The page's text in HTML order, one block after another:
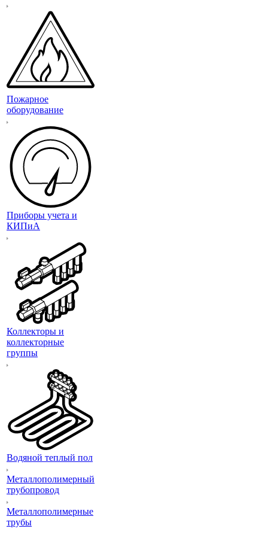
Пожарное
оборудование
Приборы учета и
КИПиА
Коллекторы и
коллекторные
группы
Водяной теплый пол
Металлополимерный
трубопровод
Металлополимерные
трубы